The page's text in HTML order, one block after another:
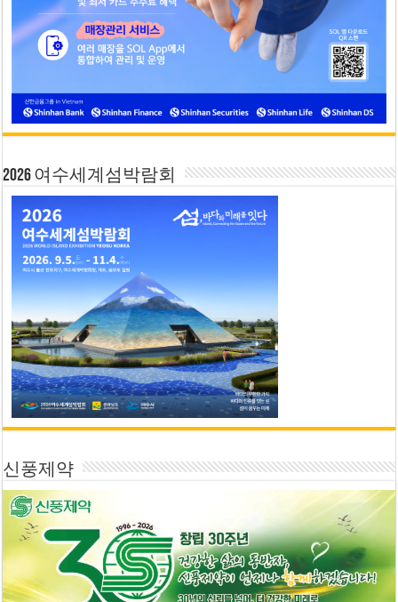
2026 여수세계섬박람회
신풍제약